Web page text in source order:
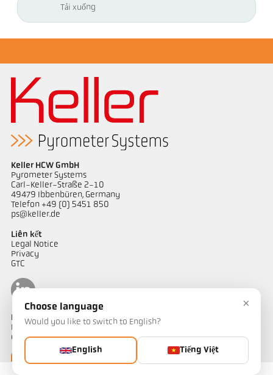
Tải xuống
Keller HCW GmbH
Pyrometer Systems
Carl-Keller-Straße 2-10
49479 Ibbenbüren, Germany
Telefon +49 (0) 5451 850
ps@keller.de
Liên kết
Legal Notice
Privacy
GTC
Liên hệ
Bạn có câu hỏi về các giải pháp đo nhiệt độ của chúng tôi? Đội ngũ
của chúng tôi sẵn sàng hỗ trợ bạn.
Liên hệ ngay
×
Choose language
Would you like to switch to English?
English Tiếng Việt